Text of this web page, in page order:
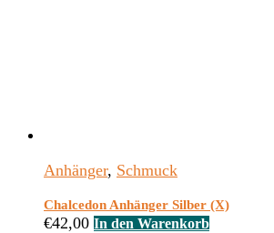
Anhänger, Schmuck
Chalcedon Anhänger Silber (X)
€42,00 In den Warenkorb